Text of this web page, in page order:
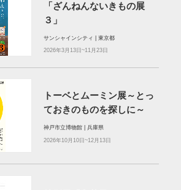
「ざんねんないきもの展
３」
サンシャインシティ | 東京都
2026年3月13日~11月23日
トーベとムーミン展～とっ
ておきのものを探しに～
神戸市立博物館 | 兵庫県
2026年10月10日~12月13日